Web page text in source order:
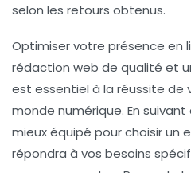
selon les retours obtenus.
Optimiser votre présence en
rédaction web de qualité et
est essentiel à la réussite de
monde numérique. En
mieux équipé pour choisir un
répondra à vos besoins